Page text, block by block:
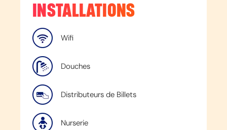
INSTALLATIONS
Wifi
Douches
Distributeurs de Billets
Nurserie